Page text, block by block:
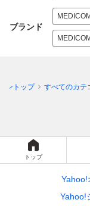
ブランド
ントップ すべてのカテ
トップ
Yahoo!
Yahoo!